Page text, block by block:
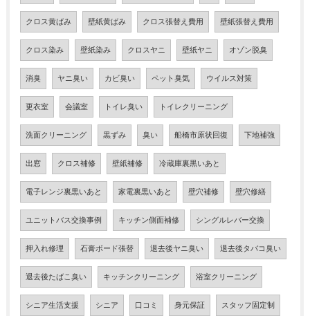
クロス黄ばみ 壁紙黄ばみ クロス張替え費用 壁紙張替え費用
クロス染み 壁紙染み クロスヤニ 壁紙ヤニ オゾン脱臭
消臭 ヤニ臭い カビ臭い ペット臭気 ウイルス対策
更衣室 会議室 トイレ臭い トイレクリーニング
洗面クリーニング 黒ずみ 臭い 船橋市原状回復 下地補強
出窓 クロス補修 壁紙補修 冷蔵庫裏黒いあと
電子レンジ裏黒いあと 家電裏黒いあと 壁穴補修 壁穴修繕
ユニットバス交換事例 キッチン側面補修 シングルレバー交換
押入れ修理 石膏ボード張替 退去後ヤニ臭い 退去後タバコ臭い
退去後たばこ臭い キッチンクリーニング 浴室クリーニング
シニア生活支援 シニア 口コミ 身元保証 スタッフ固定制